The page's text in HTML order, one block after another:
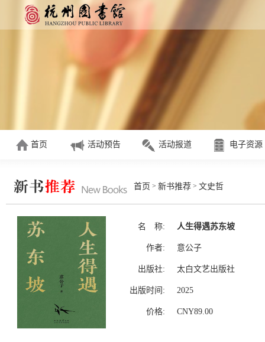
首页 活动预告 活动报道 电子资源
首页 > 新书推荐 > 文史哲
名 称: 人生得遇苏东坡
作者: 意公子
出版社: 太白文艺出版社
出版时间: 2025
价格: CNY89.00